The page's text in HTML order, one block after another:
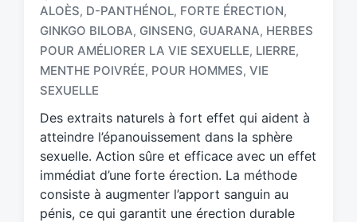
T
a
g
e
d
w
i
h
ALOÈS, D-PANTHÉNOL, FORTE ÉRECTION,
GINKGO BILOBA, GINSENG, GUARANA, HERBES
POUR AMÉLIORER LA VIE SEXUELLE, LIERRE,
MENTHE POIVRÉE, POUR HOMMES, VIE
SEXUELLE
Des extraits naturels à fort effet qui aident à
atteindre l’épanouissement dans la sphère
sexuelle. Action sûre et efficace avec un effet
immédiat d’une forte érection. La méthode
consiste à augmenter l’apport sanguin au
pénis, ce qui garantit une érection durable